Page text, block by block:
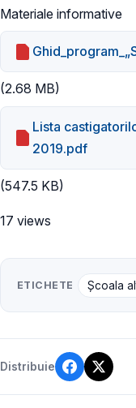
Materiale informative
(2.68 MB)
Lista
2019.pdf
(547.5 KB)
17 views
ETICHETE Şcoala
Distribuie